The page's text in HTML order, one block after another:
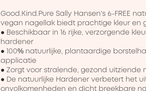
Good.Kind.Pure Sally Hansen's 6-FREE
vegan nagellak biedt prachtige kleur en
● Beschikbaar in 16 rijke, verzorgende
hardener
● 100% natuurlijke, plantaardige
applicatie
● Zorgt voor stralende, gezond uitziende
● De natuurlijke Hardener verbetert het
onvolkomenheden en dicht breekbare